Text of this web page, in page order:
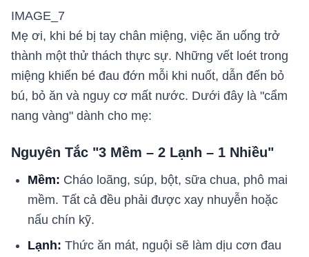
IMAGE_7
Mẹ ơi, khi bé bị tay chân miệng, việc ăn uống trở
thành một thử thách thực sự. Những vết loét trong
miệng khiến bé đau đớn mỗi khi nuốt, dẫn đến bỏ
bú, bỏ ăn và nguy cơ mất nước. Dưới đây là "cẩm
nang vàng" dành cho mẹ:
Nguyên Tắc "3 Mềm – 2 Lạnh – 1 Nhiều"
Mềm: Cháo loãng, súp, bột, sữa chua, phô mai
mềm. Tất cả đều phải được xay nhuyễn hoặc
nấu chín kỹ.
Lạnh: Thức ăn mát, nguội sẽ làm dịu cơn đau